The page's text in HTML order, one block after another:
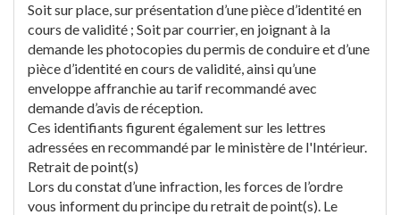
Soit sur place, sur présentation d’une pièce d’identité en
cours de validité ; Soit par courrier, en joignant à la
demande les photocopies du permis de conduire et d’une
pièce d’identité en cours de validité, ainsi qu’une
enveloppe affranchie au tarif recommandé avec
demande d’avis de réception.
Ces identifiants figurent également sur les lettres
adressées en recommandé par le ministère de l'Intérieur.
Retrait de point(s)
Lors du constat d’une infraction, les forces de l’ordre
vous informent du principe du retrait de point(s). Le